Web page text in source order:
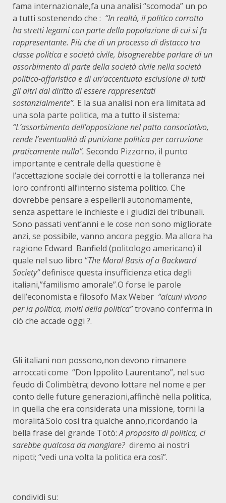
fama internazionale,fa una analisi “scomoda” un po
a tutti sostenendo che : “In realtà, il politico corrotto
ha stretti legami con parte della popolazione di cui si fa
rappresentante. Più che di un processo di distacco tra
classe politica e società civile, bisognerebbe parlare di un
assorbimento di parte della società civile nella società
politico-affaristica e di un’accentuata esclusione di tutti
gli altri dal diritto di essere rappresentati
sostanzialmente”. E la sua analisi non era limitata ad
una sola parte politica, ma a tutto il sistema:
“L’assorbimento dell’opposizione nel patto consociativo,
rende l’eventualità di punizione politica per corruzione
praticamente nulla”. Secondo Pizzorno, il punto
importante e centrale della questione è
l’accettazione sociale dei corrotti e la tolleranza nei
loro confronti all’interno sistema politico. Che
dovrebbe pensare a espellerli autonomamente,
senza aspettare le inchieste e i giudizi dei tribunali.
Sono passati vent’anni e le cose non sono migliorate
anzi, se possibile, vanno ancora peggio. Ma allora ha
ragione Edward Banfield (politologo americano) il
quale nel suo libro “The Moral Basis of a Backward
Society”definisce questa insufficienza etica degli
italiani,”familismo amorale”.O forse le parole
dell’economista e filosofo Max Weber “alcuni vivono
per la politica, molti della politica”trovano conferma in
ciò che accade oggi ?.
Gli italiani non possono,non devono rimanere
arroccati come “Don Ippolito Laurentano”, nel suo
feudo di Colimbètra; devono lottare nel nome e per
conto delle future generazioni,affinchè nella politica,
in quella che era considerata una missione, torni la
moralità.Solo così tra qualche anno,ricordando la
bella frase del grande Totò:A proposito di politica, ci
sarebbe qualcosa da mangiare?diremo ai nostri
nipoti; “vedi una volta la politica era così”.
condividi su: